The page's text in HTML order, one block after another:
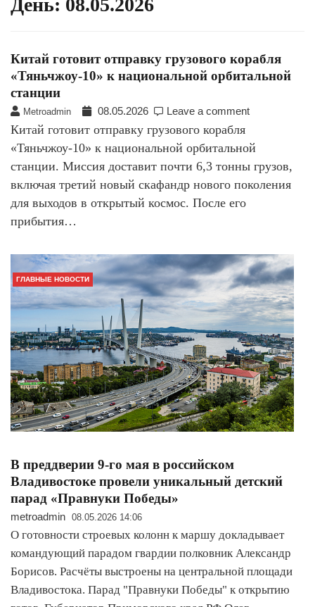
День: 08.05.2026
Китай готовит отправку грузового корабля
«Тяньчжоу-10» к национальной орбитальной
станции
Metroadmin 08.05.2026 Leave a comment
Китай готовит отправку грузового корабля
«Тяньчжоу-10» к национальной орбитальной
станции. Миссия доставит почти 6,3 тонны грузов,
включая третий новый скафандр нового поколения
для выходов в открытый космос. После его
прибытия…
ГЛАВНЫЕ НОВОСТИ
В преддверии 9-го мая в российском
Владивостоке провели уникальный детский
парад «Правнуки Победы»
metroadmin 08.05.2026 14:06
О готовности строевых колонн к маршу докладывает
командующий парадом гвардии полковник Александр
Борисов. Расчёты выстроены на центральной площади
Владивостока. Парад "Правнуки Победы" к открытию